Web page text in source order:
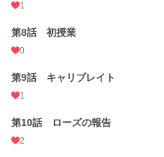
1
第8話 初授業
0
第9話 キャリブレイト
1
第10話 ローズの報告
2